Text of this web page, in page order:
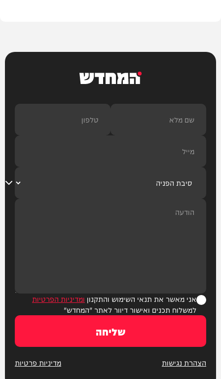
המחדש
אני מאשר את תנאי השימוש והתקנון ומדיניות הפרטיות
למשלוח תכנים ואישור דיוור לאתר "המחדש"
שליחה
הצהרת נגישות מדיניות פרטיות